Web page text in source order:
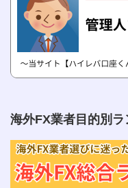
海外FX業者目的別ラ